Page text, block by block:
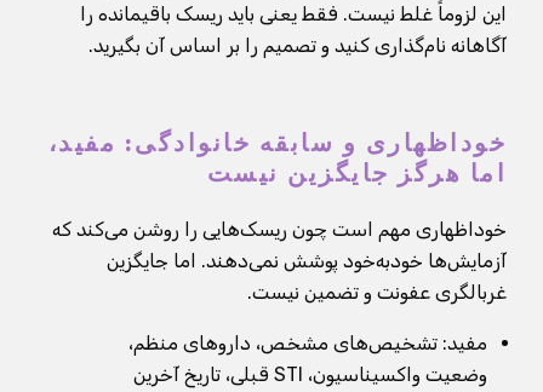
این لزوماً غلط نیست. فقط یعنی باید ریسک باقیمانده را
آگاهانه نام‌گذاری کنید و تصمیم را بر اساس آن بگیرید.
خوداظهاری و سابقه خانوادگی: مفید،
اما هرگز جایگزین نیست
خوداظهاری مهم است چون ریسک‌هایی را روشن می‌کند که
آزمایش‌ها خودبه‌خود پوشش نمی‌دهند. اما جایگزین
غربالگری عفونت و تضمین نیست.
مفید: تشخیص‌های مشخص، داروهای منظم،
وضعیت واکسیناسیون، STI قبلی، تاریخ آخرین